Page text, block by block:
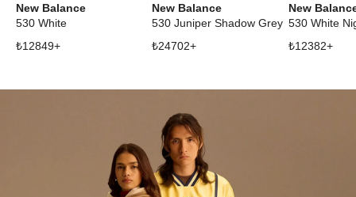
New Balance
530 White
₺12849+
New Balance
530 Juniper Shadow Grey
₺24702+
New
₺12382+